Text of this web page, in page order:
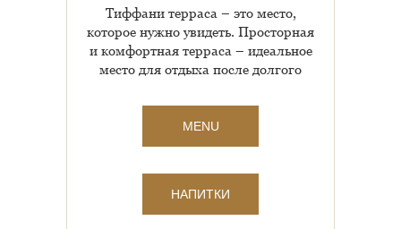
Тиффани терраса – это место,
которое нужно увидеть. Просторная
и комфортная терраса – идеальное
место для отдыха после долгого
MENU
НАПИТКИ